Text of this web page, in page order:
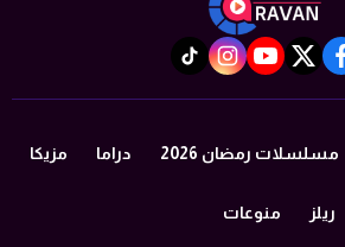
facebook
twitter
youtube
instagram
tiktok
مسلسلات رمضان 2026 دراما مزيكا
ريلز منوعات